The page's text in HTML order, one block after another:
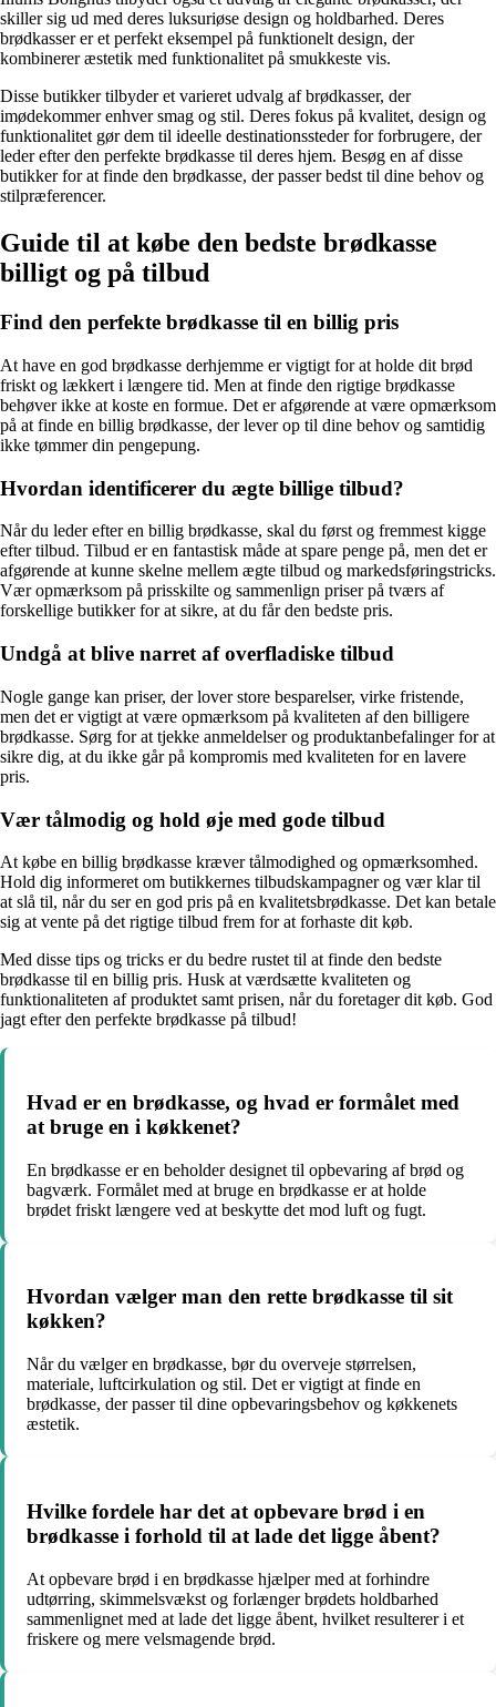
skiller sig ud med deres luksuriøse design og holdbarhed. Deres
brødkasser er et perfekt eksempel på funktionelt design, der
kombinerer æstetik med funktionalitet på smukkeste vis.
Disse butikker tilbyder et varieret udvalg af brødkasser, der
imødekommer enhver smag og stil. Deres fokus på kvalitet, design og
funktionalitet gør dem til ideelle destinationssteder for forbrugere, der
leder efter den perfekte brødkasse til deres hjem. Besøg en af disse
butikker for at finde den brødkasse, der passer bedst til dine behov og
stilpræferencer.
Guide til at købe den bedste brødkasse
billigt og på tilbud
Find den perfekte brødkasse til en billig pris
At have en god brødkasse derhjemme er vigtigt for at holde dit brød
friskt og lækkert i længere tid. Men at finde den rigtige brødkasse
behøver ikke at koste en formue. Det er afgørende at være opmærksom
på at finde en billig brødkasse, der lever op til dine behov og samtidig
ikke tømmer din pengepung.
Hvordan identificerer du ægte billige tilbud?
Når du leder efter en billig brødkasse, skal du først og fremmest kigge
efter tilbud. Tilbud er en fantastisk måde at spare penge på, men det er
afgørende at kunne skelne mellem ægte tilbud og markedsføringstricks.
Vær opmærksom på prisskilte og sammenlign priser på tværs af
forskellige butikker for at sikre, at du får den bedste pris.
Undgå at blive narret af overfladiske tilbud
Nogle gange kan priser, der lover store besparelser, virke fristende,
men det er vigtigt at være opmærksom på kvaliteten af den billigere
brødkasse. Sørg for at tjekke anmeldelser og produktanbefalinger for at
sikre dig, at du ikke går på kompromis med kvaliteten for en lavere
pris.
Vær tålmodig og hold øje med gode tilbud
At købe en billig brødkasse kræver tålmodighed og opmærksomhed.
Hold dig informeret om butikkernes tilbudskampagner og vær klar til
at slå til, når du ser en god pris på en kvalitetsbrødkasse. Det kan betale
sig at vente på det rigtige tilbud frem for at forhaste dit køb.
Med disse tips og tricks er du bedre rustet til at finde den bedste
brødkasse til en billig pris. Husk at værdsætte kvaliteten og
funktionaliteten af produktet samt prisen, når du foretager dit køb. God
jagt efter den perfekte brødkasse på tilbud!
Hvad er en brødkasse, og hvad er formålet med
at bruge en i køkkenet?
En brødkasse er en beholder designet til opbevaring af brød og
bagværk. Formålet med at bruge en brødkasse er at holde
brødet friskt længere ved at beskytte det mod luft og fugt.
Hvordan vælger man den rette brødkasse til sit
køkken?
Når du vælger en brødkasse, bør du overveje størrelsen,
materiale, luftcirkulation og stil. Det er vigtigt at finde en
brødkasse, der passer til dine opbevaringsbehov og køkkenets
æstetik.
Hvilke fordele har det at opbevare brød i en
brødkasse i forhold til at lade det ligge åbent?
At opbevare brød i en brødkasse hjælper med at forhindre
udtørring, skimmelsvækst og forlænger brødets holdbarhed
sammenlignet med at lade det ligge åbent, hvilket resulterer i et
friskere og mere velsmagende brød.